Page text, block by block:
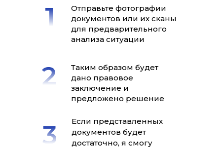
Отправьте фотографии
документов или их сканы
для предварительного
анализа ситуации
Таким образом будет
дано правовое
заключение и
предложено решение
Если представленных
документов будет
достаточно, я смогу